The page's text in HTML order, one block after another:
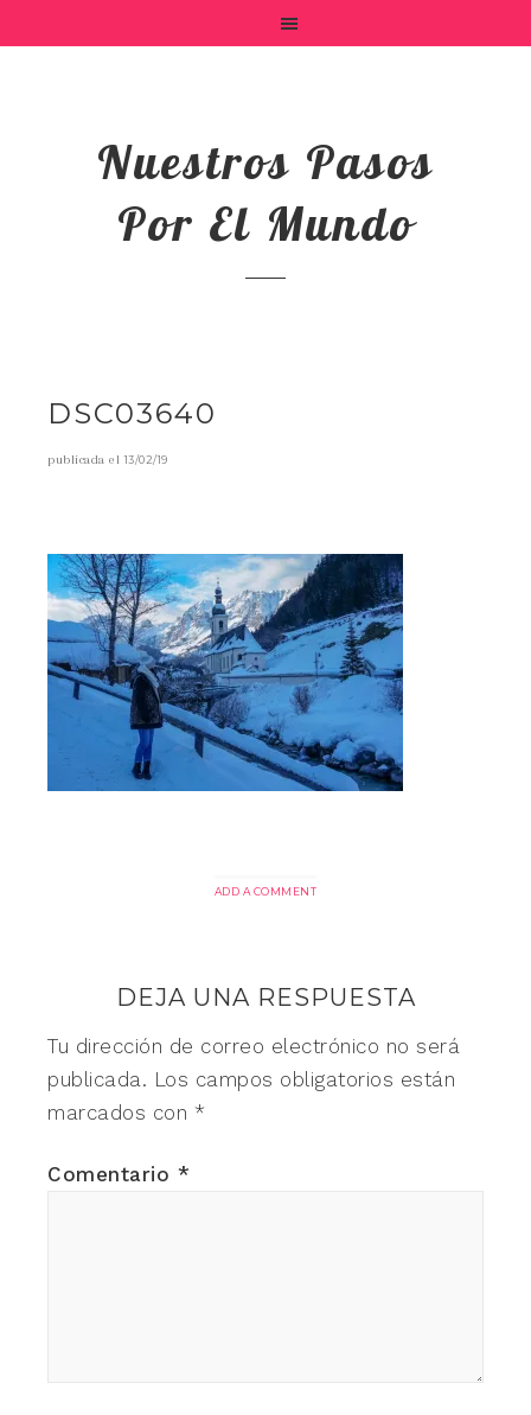
Nuestros Pasos
Por El Mundo
DSC03640
publicada el13/02/19
ADD A COMMENT
DEJA UNA RESPUESTA
Tu dirección de correo electrónico no será
publicada. Los campos obligatorios están
marcados con *
Comentario *